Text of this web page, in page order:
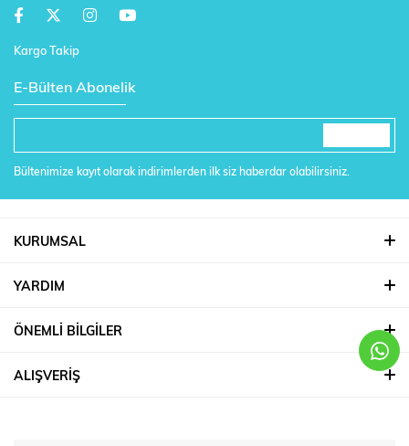
Kargo Takip
E-Bülten Abonelik
Bültenimize kayıt olarak indirimlerden ilk siz haberdar olabilirsiniz.
KURUMSAL
YARDIM
ÖNEMLİ BİLGİLER
ALIŞVERİŞ